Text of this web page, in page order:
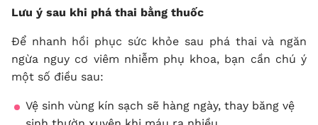
Lưu ý sau khi phá thai bằng thuốc
Để nhanh hồi phục sức khỏe sau phá thai và ngăn
ngừa nguy cơ viêm nhiễm phụ khoa, bạn cần chú ý
một số điều sau:
Vệ sinh vùng kín sạch sẽ hàng ngày, thay băng vệ